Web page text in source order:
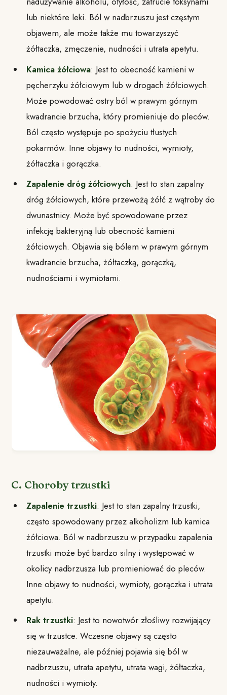
lub niektóre leki. Ból w nadbrzuszu jest częstym
objawem, ale może także mu towarzyszyć
żółtaczka, zmęczenie, nudności i utrata apetytu.
Kamica żółciowa: Jest to obecność kamieni w
pęcherzyku żółciowym lub w drogach żółciowych.
Może powodować ostry ból w prawym górnym
kwadrancie brzucha, który promieniuje do pleców.
Ból często występuje po spożyciu tłustych
pokarmów. Inne objawy to nudności, wymioty,
żółtaczka i gorączka.
Zapalenie dróg żółciowych: Jest to stan zapalny
dróg żółciowych, które przewożą żółć z wątroby do
dwunastnicy. Może być spowodowane przez
infekcję bakteryjną lub obecność kamieni
żółciowych. Objawia się bólem w prawym górnym
kwadrancie brzucha, żółtaczką, gorączką,
nudnościami i wymiotami.
C. Choroby trzustki
Zapalenie trzustki: Jest to stan zapalny trzustki,
często spowodowany przez alkoholizm lub kamica
żółciowa. Ból w nadbrzuszu w przypadku zapalenia
trzustki może być bardzo silny i występować w
okolicy nadbrzusza lub promieniować do pleców.
Inne objawy to nudności, wymioty, gorączka i utrata
apetytu.
Rak trzustki: Jest to nowotwór złośliwy rozwijający
się w trzustce. Wczesne objawy są często
niezauważalne, ale później pojawia się ból w
nadbrzuszu, utrata apetytu, utrata wagi, żółtaczka,
nudności i wymioty.